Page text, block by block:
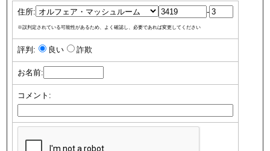
住所: -
※誤判定されている可能性があるため、よく確認し、必要であれば変更してください
評判: 良い 詐欺
お名前:
コメント: